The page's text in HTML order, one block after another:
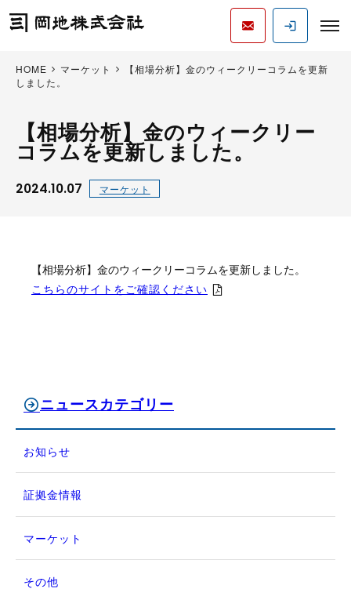
HOME マーケット
【相場分析】金のウィークリーコラムを更新
しました。
【相場分析】金のウィークリー
コラムを更新しました。
2024.10.07 マーケット
【相場分析】金のウィークリーコラムを更新しました。
こちらのサイトをご確認ください
ニュースカテゴリー
お知らせ
証拠金情報
マーケット
その他